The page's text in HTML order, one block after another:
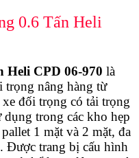
0.6 Tấn Heli
Heli CPD 06-970 là
trọng nâng hàng từ
đối trọng có tải trọng
trong các kho hẹp
1 mặt và 2 mặt, đa
Được trang bị cấu hình